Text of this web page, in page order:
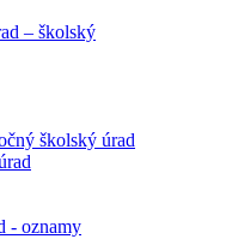
– školský
školský úrad
- oznamy